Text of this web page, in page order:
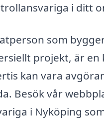
i ditt
som
projekt, är en
kan vara
Besök vår
i Nyköping